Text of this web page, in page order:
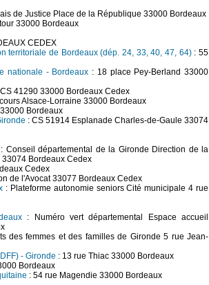
de Justice Place de la République 33000 Bordeaux
33000 Bordeaux
CEDEX
territoriale de Bordeaux (dép. 24, 33, 40, 47, 64): 55
nationale - Bordeaux : 18 place Pey-Berland 33000
41290 33000 Bordeaux Cedex
Alsace-Lorraine 33000 Bordeaux
Bordeaux
: CS 51914 Esplanade Charles-de-Gaule 33074
Conseil départemental de la Gironde Direction de la
Bordeaux Cedex
Cedex
de l'Avocat 33077 Bordeaux Cedex
: Plateforme autonomie seniors Cité municipale 4 rue
: Numéro vert départemental Espace accueil
des femmes et des familles de Gironde 5 rue Jean-
- Gironde : 13 rue Thiac 33000 Bordeaux
Bordeaux
: 54 rue Magendie 33000 Bordeaux